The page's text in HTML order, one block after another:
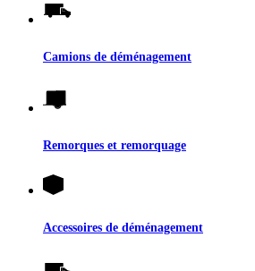
Camions de déménagement
Remorques et remorquage
Accessoires de déménagement